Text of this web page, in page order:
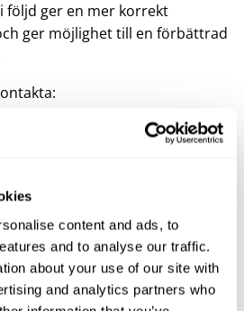
content and ads, to
and to analyse our traffic.
about your use of our site with
and analytics partners who
följd ger en mer korrekt
ger möjlighet till en förbättrad